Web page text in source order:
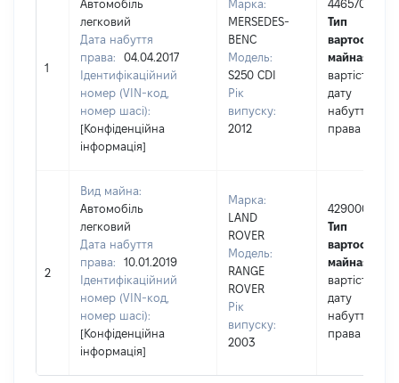
1
Автомобіль
легковий
Дата набуття
права:
04.04.2017
Ідентифікаційний
номер (VIN-код,
номер шасі):
[Конфіденційна
інформація]
Марка:
MERSEDES-
BENC
Модель:
S250 CDI
Рік
випуску:
2012
446570
Тип
вартості
майна:
вартість на
дату
набуття
права
2
Вид майна:
Автомобіль
легковий
Дата набуття
права:
10.01.2019
Ідентифікаційний
номер (VIN-код,
номер шасі):
[Конфіденційна
інформація]
Марка:
LAND
ROVER
Модель:
RANGE
ROVER
Рік
випуску:
2003
429000
Тип
вартості
майна:
вартість на
дату
набуття
права